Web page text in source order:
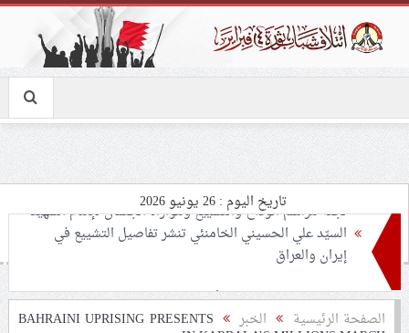
تاريخ اليوم : 26 يونيو 2026
تحذيرات من استغلال الأوضاع في غزّة لإشعال صراعات
داخليّة تخدم الاحتلال
ملفّ إنسانيّ مؤلم.. الأسيرات الفلسطينيّات بين القمع
الصفحة الرئيسية الخبر BAHRAINI UPRISING PRESENTS